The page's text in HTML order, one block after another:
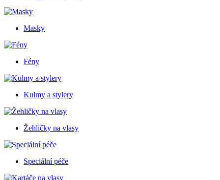
Masky
Fény
Kulmy a stylery
Žehličky na vlasy
Speciální péče